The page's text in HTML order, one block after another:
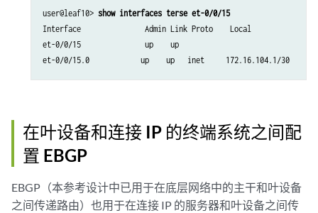
user@leaf10> show interfaces terse et-0/0/15
Interface               Admin Link Proto    Local
et-0/0/15               up    up
在叶设备和连接 IP 的终端系统之间配
置 EBGP
EBGP（本参考设计中已用于在底层网络中的主干和叶设备
之间传递路由）也用于在连接 IP 的服务器和叶设备之间传